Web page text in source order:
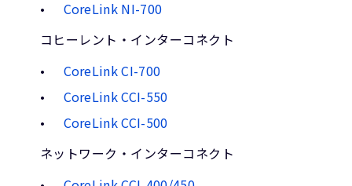
CoreLink NI-700
コヒーレント・インターコネクト
CoreLink CI-700
CoreLink CCI-550
CoreLink CCI-500
ネットワーク・インターコネクト